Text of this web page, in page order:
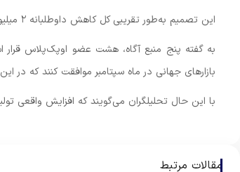
این تصمیم به‌طور تقریبی کل کاهش داوطلبانه ۲ میلیون و ۲۰۰ هزار بشکه در روز توافق‌شده این هشت عضو را لغو می‌کند.
بازارهای جهانی در ماه سپتامبر موافقت کنند که در
با این حال تحلیلگران می‌گویند که افزایش واقعی
مقالات مرتبط